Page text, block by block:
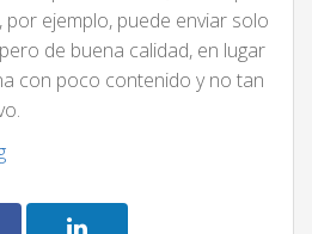
por ejemplo, puede enviar solo
de buena calidad, en lugar
con poco contenido y no tan